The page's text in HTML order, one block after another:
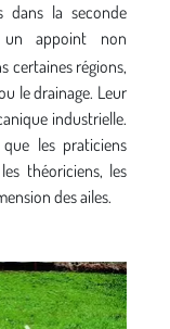
dans la seconde
un appoint non
certaines régions,
le drainage. Leur
industrielle.
les praticiens
théoriciens, les
des ailes.